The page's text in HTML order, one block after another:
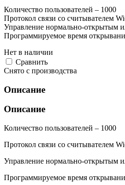
Количество пользователей – 1000
Протокол связи со считывателем
Управление нормально-открытым
Программируемое время
Нет в наличии
Cравнить
Снято с производства
Описание
Описание
Количество пользователей – 1000
Протокол связи со считывателем
Управление нормально-открытым
Программируемое время